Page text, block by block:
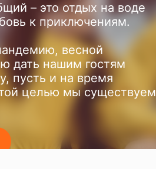
– это отдых на воде
к приключениям.
весной
дать нашим гостям
пусть и на время
целью мы существуем